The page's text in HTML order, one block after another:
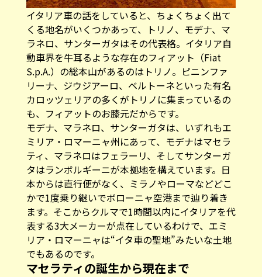
イタリア車の話をしていると、ちょくちょく出て
くる地名がいくつかあって、トリノ、モデナ、マ
ラネロ、サンターガタはその代表格。イタリア自
動車界を牛耳るような存在のフィアット（Fiat
S.p.A.）の総本山があるのはトリノ。ピニンファ
リーナ、ジウジアーロ、ベルトーネといった有名
カロッツェリアの多くがトリノに集まっているの
も、フィアットのお膝元だからです。
モデナ、マラネロ、サンターガタは、いずれもエ
ミリア・ロマーニャ州にあって、モデナはマセラ
ティ、マラネロはフェラーリ、そしてサンターガ
タはランボルギーニが本拠地を構えています。日
本からは直行便がなく、ミラノやローマなどどこ
かで1度乗り継いでボローニャ空港まで辿り着き
ます。そこからクルマで1時間以内にイタリアを代
表する3大メーカーが点在しているわけで、エミ
リア・ロマーニャは“イタ車の聖地”みたいな土地
でもあるのです。
マセラティの誕生から現在まで